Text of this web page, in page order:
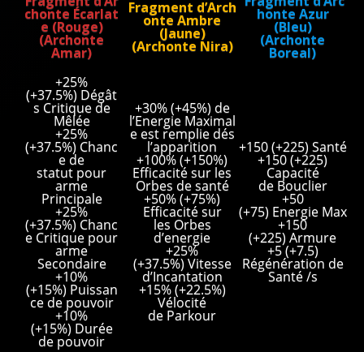
chonte Écarlat
e (Rouge)
(Archonte
Amar)
Fragment d’Arch
onte Ambre
(Jaune)
(Archonte Nira)
honte Azur
(Bleu)
(Archonte
Boreal)
+25%
(+37.5%) Dégât
s Critique de
Mêlée
+25%
(+37.5%) Chanc
e de
statut pour
arme
Principale
+25%
(+37.5%) Chanc
e Critique pour
arme
Secondaire
+10%
(+15%) Puissan
ce de pouvoir
+10%
(+15%) Durée
de pouvoir
+30% (+45%) de
l’Energie Maximal
e est remplie dés
l’apparition
+100% (+150%)
Efficacité sur les
Orbes de santé
+50% (+75%)
Efficacité sur
les Orbes
d’energie
+25%
(+37.5%) Vitesse
d’Incantation
+15% (+22.5%)
Vélocité
de Parkour
+150 (+225) Santé
+150 (+225)
Capacité
de Bouclier
+50
(+75) Energie Max
+150
(+225) Armure
+5 (+7.5)
Régénération de
Santé /s